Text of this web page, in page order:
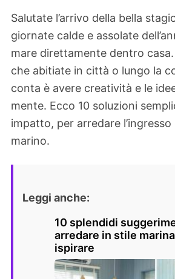
Salutate l’arrivo della bella
giornate calde e assolate
mare direttamente dentro
che abitiate in città o lungo la
conta è avere creatività e le
mente. Ecco 10 soluzioni
impatto, per arredare
marino.
Leggi anche:
10 splendidi
arredare in stile
ispirare